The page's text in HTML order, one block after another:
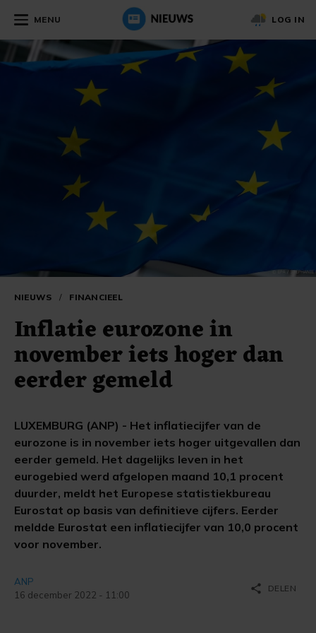
MENU LOG IN
NIEUWS / FINANCIEEL
Inflatie eurozone in
november iets hoger dan
eerder gemeld
LUXEMBURG (ANP) - Het inflatiecijfer van de
eurozone is in november iets hoger uitgevallen dan
eerder gemeld. Het dagelijks leven in het
eurogebied werd afgelopen maand 10,1 procent
duurder, meldt het Europese statistiekbureau
Eurostat op basis van definitieve cijfers. Eerder
meldde Eurostat een inflatiecijfer van 10,0 procent
voor november.
ANP
16 december 2022 - 11:00
share DELEN